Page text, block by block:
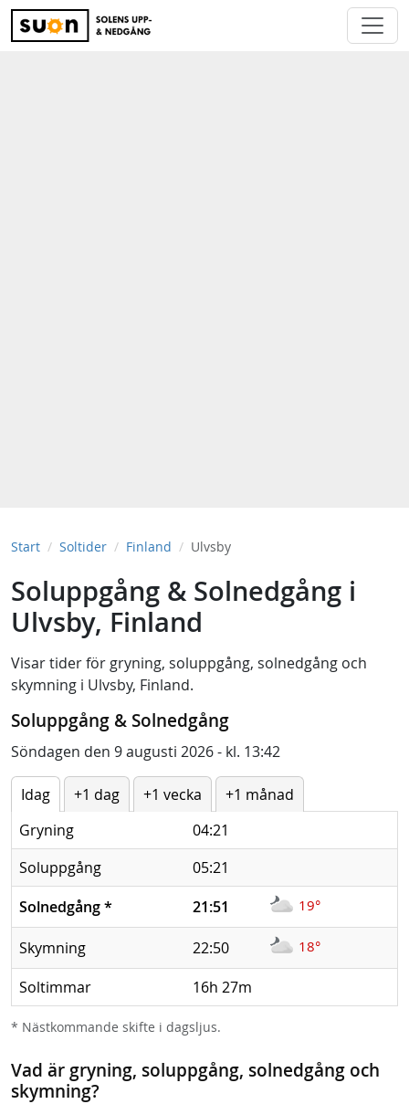
Start Soltider Finland Ulvsby
Soluppgång & Solnedgång i
Ulvsby, Finland
Visar tider för gryning, soluppgång, solnedgång och
skymning i Ulvsby, Finland.
Soluppgång & Solnedgång
Söndagen den 9 augusti 2026 - kl. 13:42
Idag +1 dag +1 vecka
+1 månad
Gryning
04:21
Soluppgång
05:21
Solnedgång* 21:51 19°
Skymning 22:50 18°
Soltimmar 16h 27m
* Nästkommande skifte i dagsljus.
Vad är gryning, soluppgång, solnedgång och
skymning?